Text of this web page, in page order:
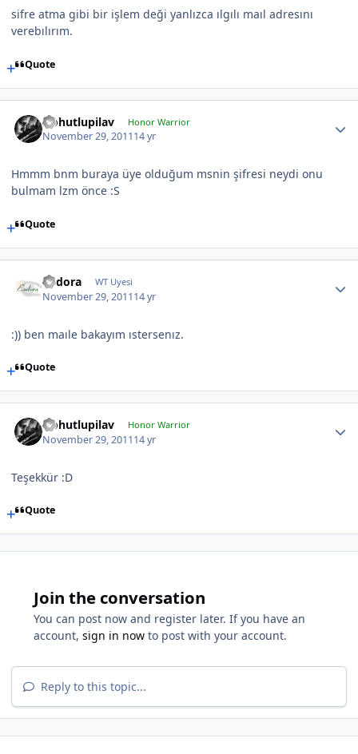
sifre atma gibi bir işlem deği yanlızca ılgılı maıl adresını
verebılırım.
Quote
Nohutlupilav Honor Warrior
November 29, 201114 yr
Hmmm bnm buraya üye olduğum msnin şifresi neydi onu
bulmam lzm önce :S
Quote
Endora WT Uyesi
November 29, 201114 yr
:)) ben maıle bakayım ıstersenız.
Quote
Nohutlupilav Honor Warrior
November 29, 201114 yr
Teşekkür :D
Quote
Join the conversation
You can post now and register later. If you have an
account, sign in now to post with your account.
Reply to this topic...